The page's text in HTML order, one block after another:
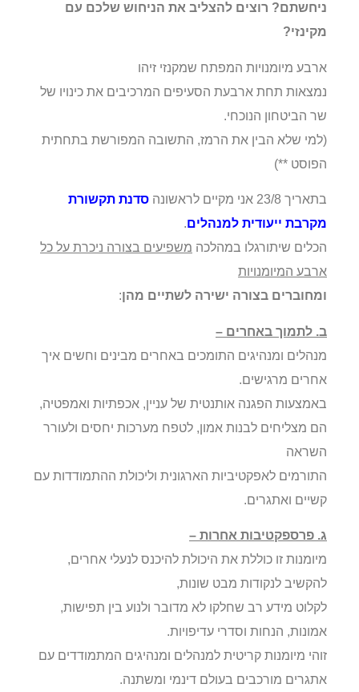
ניחשתם? רוצים להצליב את הניחוש שלכם עם
מקינזי?
ארבע מיומנויות המפתח שמקנזי זיהו
נמצאות תחת ארבעת הסעיפים המרכיבים את כינויו של
שר הביטחון הנוכחי.
(למי שלא הבין את הרמז, התשובה המפורשת בתחתית
הפוסט **)
בתאריך 23/8 אני מקיים לראשונה
סדנת תקשורת
מקרבת ייעודית למנהלים.
הכלים שיתורגלו במהלכה משפיעים בצורה ניכרת על כל
ארבע המיומנויות
ומחוברים בצורה ישירה לשתיים מהן:
ב. לתמוך באחרים –
מנהלים ומנהיגים התומכים באחרים מבינים וחשים איך
אחרים מרגישים.
באמצעות הפגנה אותנטית של עניין, אכפתיות ואמפטיה,
הם מצליחים לבנות אמון, לטפח מערכות יחסים ולעורר
השראה
התורמים לאפקטיביות הארגונית וליכולת ההתמודדות עם
קשיים ואתגרים.
ג. פרספקטיבות אחרות –
מיומנות זו כוללת את היכולת להיכנס לנעלי אחרים,
להקשיב לנקודות מבט שונות,
לקלוט מידע רב שחלקו לא מדובר ולנוע בין תפישות,
אמונות, הנחות וסדרי עדיפויות.
זוהי מיומנות קריטית למנהלים ומנהיגים המתמודדים עם
אתגרים מורכבים בעולם דינמי ומשתנה.